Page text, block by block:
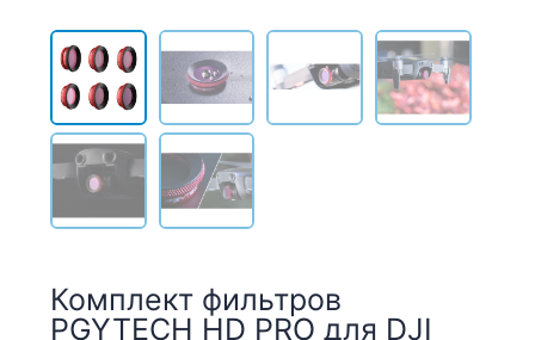
Комплект фильтров
PGYTECH HD PRO для DJI